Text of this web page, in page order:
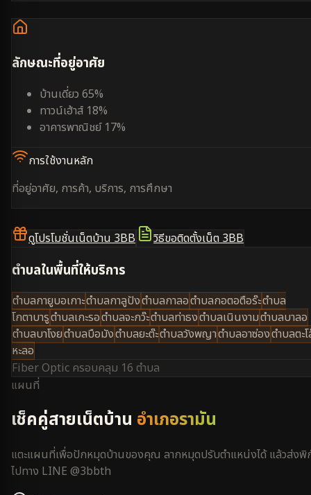
ลักษณะที่อยู่อาศัย
บ้านเดี่ยว 65%
ทาวน์เฮ้าส์ 18%
อาคารพาณิชย์ 17%
การใช้งานหลัก
ที่อยู่อาศัย, การค้า, บริการ, การศึกษา
ดูโปรโมชั่นเน็ตบ้าน 3BB วิธีขอติดตั้งเน็ต 3BB
ตำบลในพื้นที่ให้บริการ
ตำบลกายูบอเกาะตำบลกาลูปังตำบลกาลอตำบลกอตอตือร๊ะตำบล
โกตาบารูตำบลเกะรอตำบลจะกว๊ะตำบลท่าธงตำบลเนินงามตำบลบาลอ
ตำบลบาโงยตำบลบือมังตำบลยะต๊ะตำบลวังพญาตำบลอาซ่องตำบลตะโ
หะลอ
Fiber Optic ครอบคลุม 16 ตำบล
แผนที่
เช็คคู่สายเน็ตบ้าน อำเภอรามัน
แตะแผนที่เพื่อปักหมุดบ้านของคุณ ลากหมุดปรับตำแหน่งได้ แล้วส่งพิ
ไปทาง LINE @3bbth